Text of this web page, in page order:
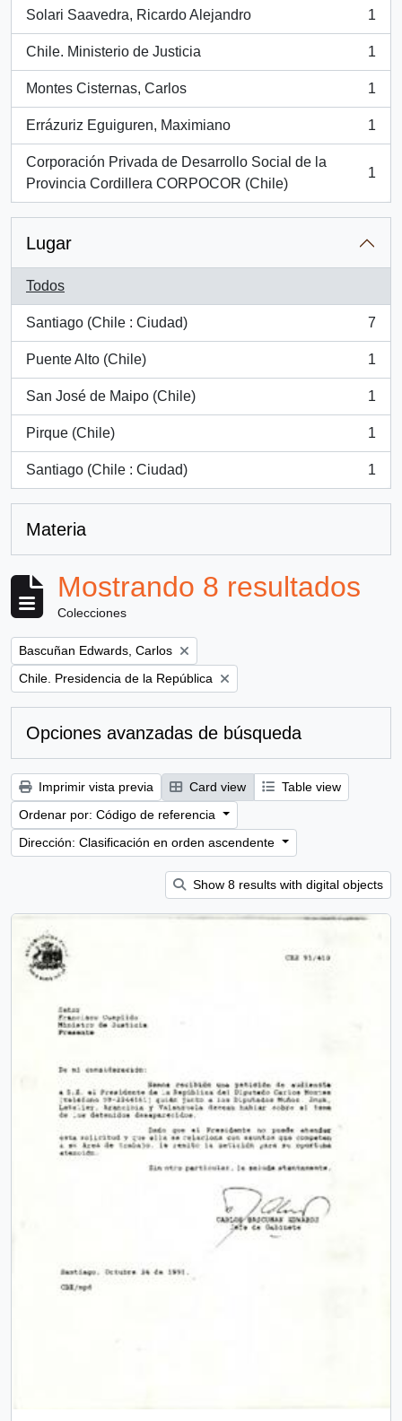
Solari Saavedra, Ricardo Alejandro
, 1 resultados
1
Chile. Ministerio de Justicia
, 1 resultados
1
Montes Cisternas, Carlos
, 1 resultados
1
Errázuriz Eguiguren, Maximiano
, 1 resultados
1
Corporación Privada de Desarrollo Social de la
Provincia Cordillera CORPOCOR (Chile)
, 1 resultados
1
Lugar
Todos
Santiago (Chile : Ciudad)
, 7 resultados
7
Puente Alto (Chile)
, 1 resultados
1
San José de Maipo (Chile)
, 1 resultados
1
Pirque (Chile)
, 1 resultados
1
Santiago (Chile : Ciudad)
, 1 resultados
1
Materia
Mostrando 8 resultados
Colecciones
Remove filter:
Bascuñan Edwards, Carlos
Remove filter:
Chile. Presidencia de la República
Opciones avanzadas de búsqueda
Imprimir vista previa Card view
Table view
Ordenar por: Código de referencia
Dirección: Clasificación en orden ascendente
Show 8 results with digital objects